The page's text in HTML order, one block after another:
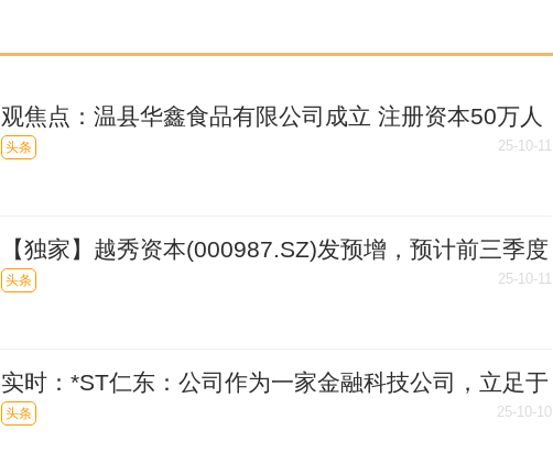
观焦点：温县华鑫食品有限公司成立 注册资本50万人
民币
头条 25-10-11
【独家】越秀资本(000987.SZ)发预增，预计前三季度
归母净利润29.22亿元至30.94亿元 增长70%至80%
头条 25-10-11
实时：*ST仁东：公司作为一家金融科技公司，立足于
为中小微企业经营提供服务，目前主要从事第三方支
头条 25-10-10